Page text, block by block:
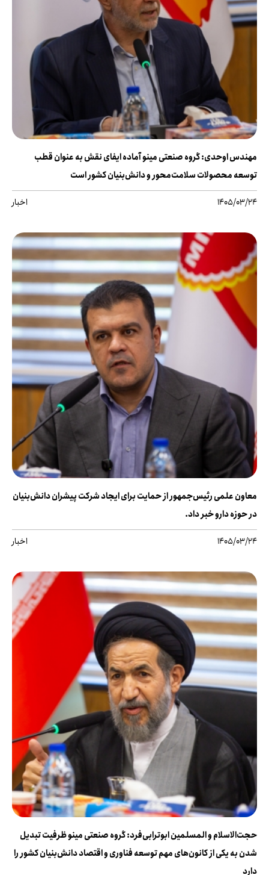
مهندس اوحدی: گروه صنعتی مینو آماده ایفای نقش به عنوان قطب
توسعه محصولات سلامت‌محور و دانش‌بنیان کشور است
1405/03/24 اخبار
معاون علمی رئیس‌جمهور از حمایت برای ایجاد شرکت پیشران دانش‌بنیان
در حوزه دارو خبر داد.
1405/03/24 اخبار
حجت‌الاسلام و المسلمین ابوترابی‌فرد: گروه صنعتی مینو ظرفیت تبدیل
شدن به یکی از کانون‌های مهم توسعه فناوری و اقتصاد دانش‌بنیان کشور را
دارد